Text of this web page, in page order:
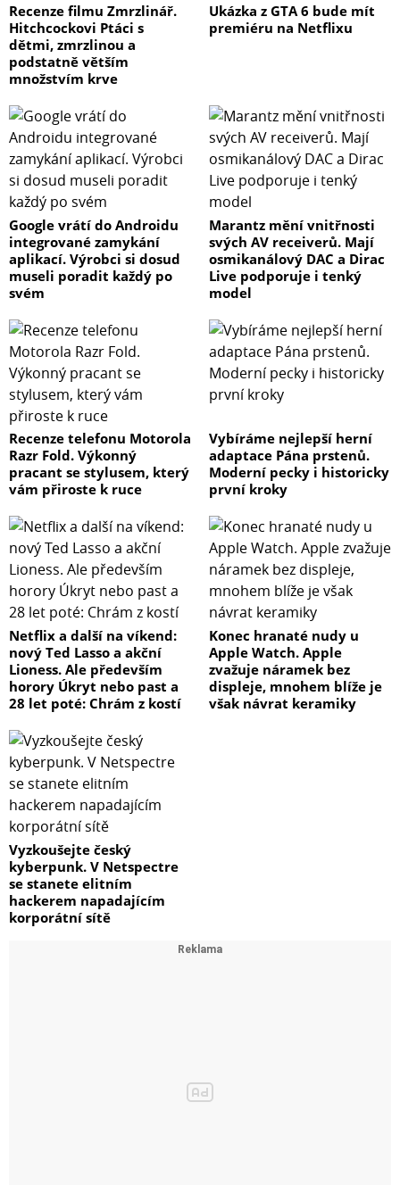
Recenze filmu Zmrzlinář.
Hitchcockovi Ptáci s
dětmi, zmrzlinou a
podstatně větším
množstvím krve
Ukázka z GTA 6 bude mít
premiéru na Netflixu
Google vrátí do Androidu
integrované zamykání
aplikací. Výrobci si dosud
museli poradit každý po
svém
Marantz mění vnitřnosti
svých AV receiverů. Mají
osmikanálový DAC a Dirac
Live podporuje i tenký
model
Recenze telefonu Motorola
Razr Fold. Výkonný
pracant se stylusem, který
vám přiroste k ruce
Vybíráme nejlepší herní
adaptace Pána prstenů.
Moderní pecky i historicky
první kroky
Netflix a další na víkend:
nový Ted Lasso a akční
Lioness. Ale především
horory Úkryt nebo past a
28 let poté: Chrám z kostí
Konec hranaté nudy u
Apple Watch. Apple
zvažuje náramek bez
displeje, mnohem blíže je
však návrat keramiky
Vyzkoušejte český
kyberpunk. V Netspectre
se stanete elitním
hackerem napadajícím
korporátní sítě